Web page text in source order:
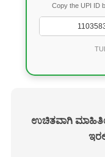
Copy the UPI ID
ಉಚಿತವಾಗಿ